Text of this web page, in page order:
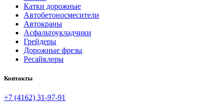
Катки дорожные
Автобетоносмесители
Автокраны
Асфальтоукладчики
Грейдеры
Дорожные фрезы
Ресайклеры
Контакты
+7 (4162) 31-97-91